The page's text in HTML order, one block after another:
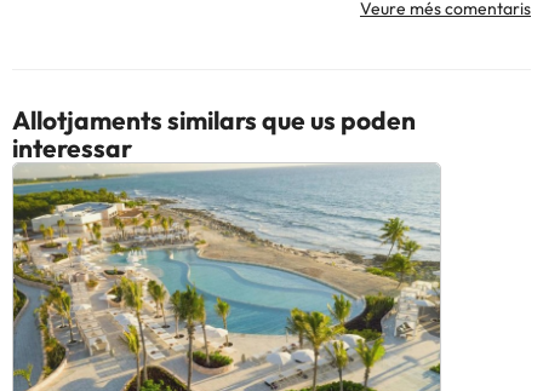
Veure més comentaris
Allotjaments similars que us poden
interessar